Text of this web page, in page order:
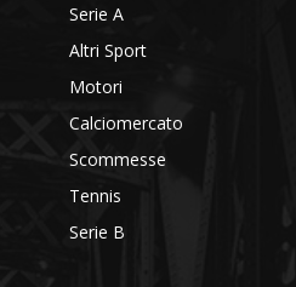
Serie A
Altri Sport
Motori
Calciomercato
Scommesse
Tennis
Serie B